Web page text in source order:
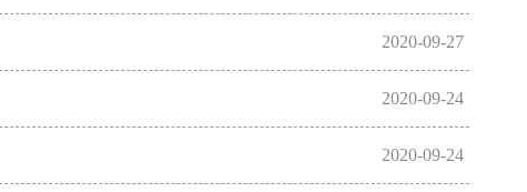
2020-09-27
2020-09-24
2020-09-24